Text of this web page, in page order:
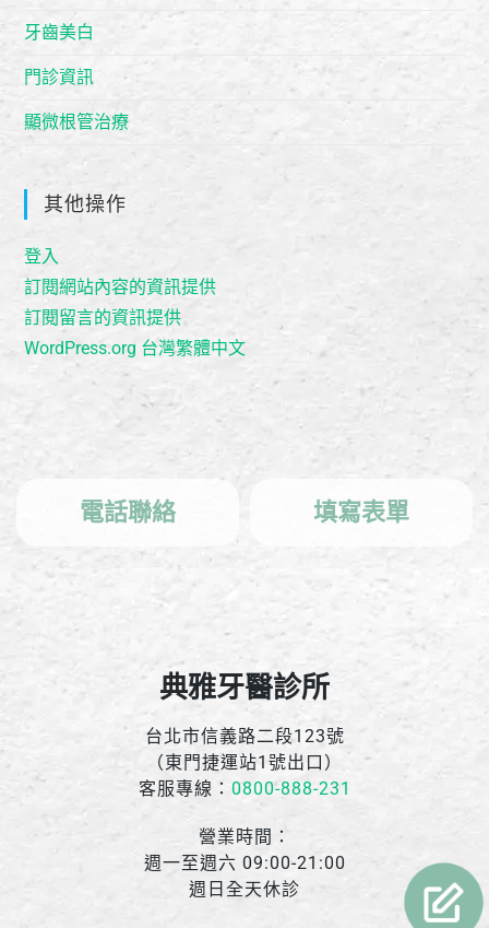
牙齒美白
門診資訊
顯微根管治療
其他操作
登入
訂閱網站內容的資訊提供
訂閱留言的資訊提供
WordPress.org 台灣繁體中文
電話聯絡 填寫表單
典雅牙醫診所
台北市信義路二段123號
（東門捷運站1號出口）
客服專線： 0800-888-231
營業時間：
週一至週六 09:00-21:00
週日全天休診